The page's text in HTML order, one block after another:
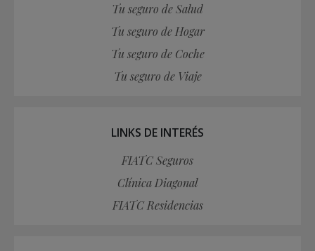
Tu seguro de Salud
Tu seguro de Hogar
Tu seguro de Coche
Tu seguro de Viaje
LINKS DE INTERÉS
FIATC Seguros
Clínica Diagonal
FIATC Residencias